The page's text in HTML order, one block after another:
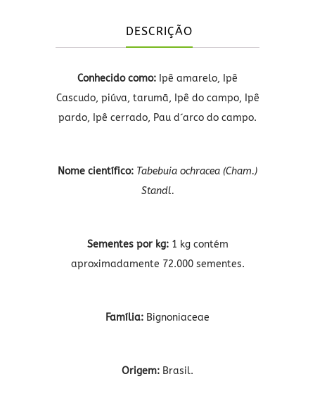
DESCRIÇÃO
Conhecido como: Ipê amarelo, Ipê
Cascudo, piúva, tarumã, Ipê do campo, Ipê
pardo, Ipê cerrado, Pau d´arco do campo.
Nome científico: Tabebuia ochracea (Cham.)
Standl.
Sementes por kg: 1 kg contém
aproximadamente 72.000 sementes.
Família: Bignoniaceae
Origem: Brasil.